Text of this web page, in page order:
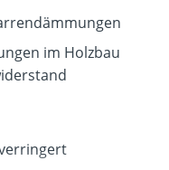
im Holzbau